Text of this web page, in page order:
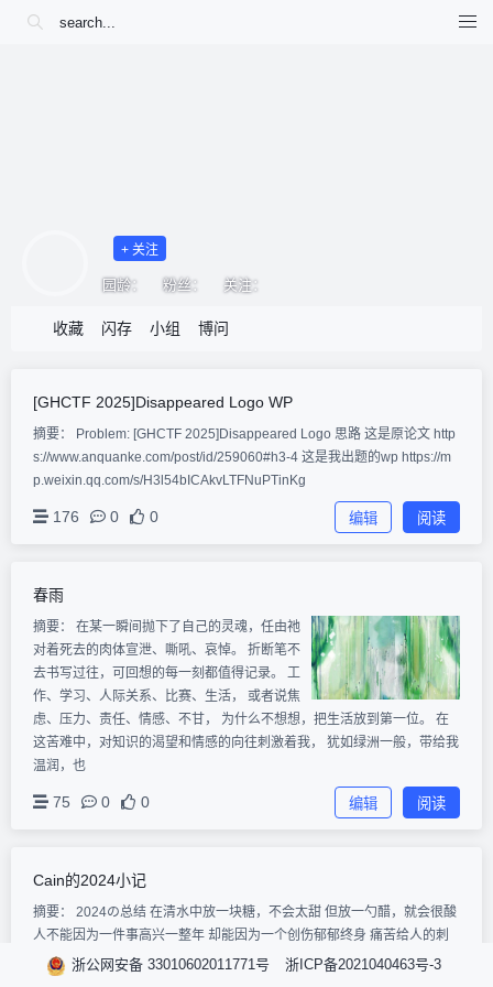
收藏 闪存 小组 博问
+ 关注
园龄： 粉丝： 关注：
[GHCTF 2025]Disappeared Logo WP
摘要： Problem: [GHCTF 2025]Disappeared Logo 思路 这是原论文 http
s://www.anquanke.com/post/id/259060#h3-4 这是我出题的wp https://m
p.weixin.qq.com/s/H3l54bICAkvLTFNuPTinKg
176 0 0 编辑 阅读
春雨
摘要： 在某一瞬间抛下了自己的灵魂，任由祂
对着死去的肉体宣泄、嘶吼、哀悼。 折断笔不
去书写过往，可回想的每一刻都值得记录。 工
作、学习、人际关系、比赛、生活， 或者说焦
虑、压力、责任、情感、不甘， 为什么不想想，把生活放到第一位。 在
这苦难中，对知识的渴望和情感的向往刺激着我， 犹如绿洲一般，带给我
温润，也
75 0 0 编辑 阅读
Cain的2024小记
摘要： 2024の总结 在清水中放一块糖，不会太甜 但放一勺醋，就会很酸
人不能因为一件事高兴一整年 却能因为一个创伤郁郁终身 痛苦给人的刺
激总是远远大于快乐 所以人们宁可不得到，也不愿失去 渐渐的 不喜不悲
又到了一年一度的破壳日，祝我生日快乐的同时，写下拖延许久的年度总
浙公网安备 33010602011771号 浙ICP备2021040463号-3